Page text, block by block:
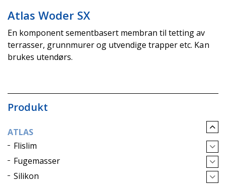
Atlas Woder SX
En komponent sementbasert membran til tetting av
terrasser, grunnmurer og utvendige trapper etc. Kan
brukes utendørs.
Produkt
ATLAS
Flislim
Fugemasser
Silikon